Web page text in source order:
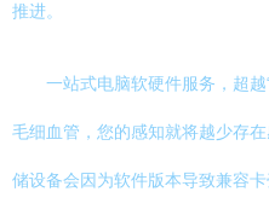
推进。
一站式电脑软硬件服务，超
毛细血管，您的感知就将越少存
储设备会因为软件版本导致兼容